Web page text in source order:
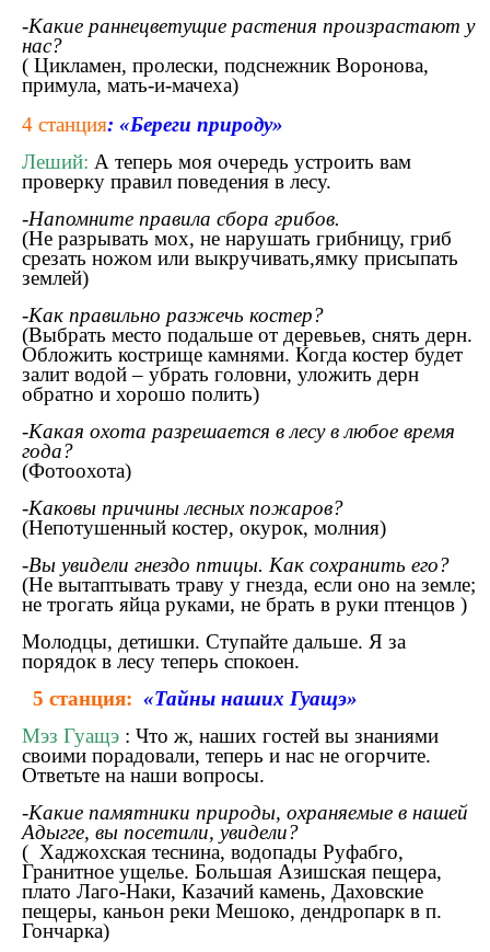
-Какие раннецветущие растения произрастают у
нас?
( Цикламен, пролески, подснежник Воронова,
примула, мать-и-мачеха)
4 станция: «Береги природу»
Леший: А теперь моя очередь устроить вам
проверку правил поведения в лесу.
-Напомните правила сбора грибов.
(Не разрывать мох, не нарушать грибницу, гриб
срезать ножом или выкручивать,ямку присыпать
землей)
-Как правильно разжечь костер?
(Выбрать место подальше от деревьев, снять дерн.
Обложить кострище камнями. Когда костер будет
залит водой – убрать головни, уложить дерн
обратно и хорошо полить)
-Какая охота разрешается в лесу в любое время
года?
(Фотоохота)
-Каковы причины лесных пожаров?
(Непотушенный костер, окурок, молния)
-Вы увидели гнездо птицы. Как сохранить его?
(Не вытаптывать траву у гнезда, если оно на земле;
не трогать яйца руками, не брать в руки птенцов )
Молодцы, детишки. Ступайте дальше. Я за
порядок в лесу теперь спокоен.
5 станция: «Тайны наших Гуащэ»
Мэз Гуащэ : Что ж, наших гостей вы знаниями
своими порадовали, теперь и нас не огорчите.
Ответьте на наши вопросы.
-Какие памятники природы, охраняемые в нашей
Адыгге, вы посетили, увидели?
( Хаджохская теснина, водопады Руфабго,
Гранитное ущелье. Большая Азишская пещера,
плато Лаго-Наки, Казачий камень, Даховские
пещеры, каньон реки Мешоко, дендропарк в п.
Гончарка)